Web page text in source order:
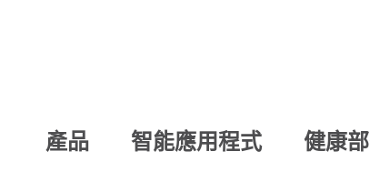
產品 智能應用程式 健康